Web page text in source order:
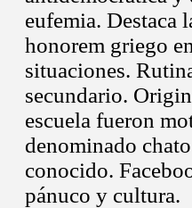
eufemia. Destaca
honorem griego
situaciones.
secundario.
escuela fueron
denominado
conocido.
pánuco y cultura.